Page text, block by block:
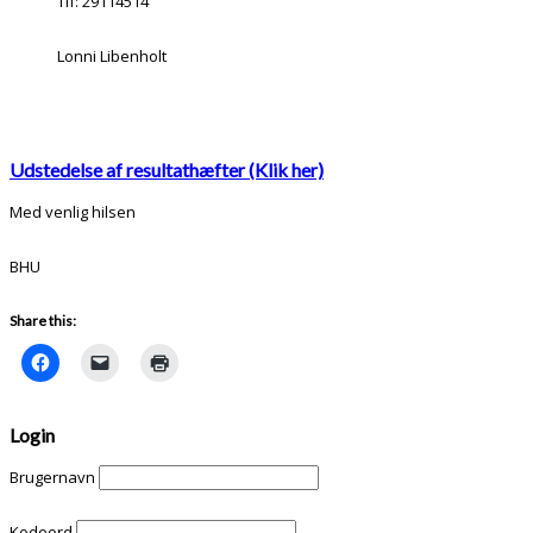
Lonni Libenholt
Udstedelse af resultathæfter (Klik her)
Med venlig hilsen
BHU
Share this:
Login
Brugernavn